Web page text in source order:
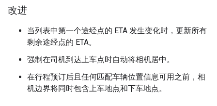
改进
当列表中第一个途经点的 ETA 发生变化时，更新所有
剩余途经点的 ETA。
强制在司机到达上车点时自动将相机居中。
在行程预订后且任何匹配车辆位置信息可用之前，相
机边界将同时包含上车地点和下车地点。